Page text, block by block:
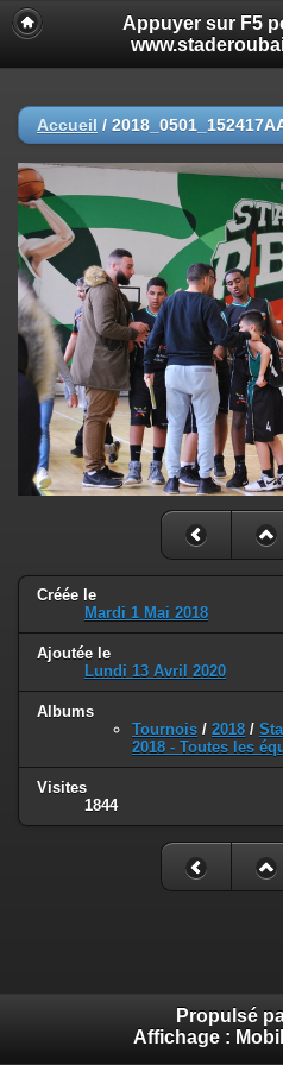
Appuyer sur F5
Accueil /
Créée le
Mardi 1 Mai 2018
Ajoutée le
Lundi 13 Avril 2020
Albums
Tournois / 2018 /
2018 - Toutes les
Visites
1844
Propulsé
Affichage :